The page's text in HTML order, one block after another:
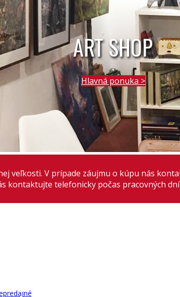
ART SHOP
Hlavná ponuka >
veľkosti. V prípade záujmu o kúpu nás
kontaktujte telefonicky počas pracovných dní